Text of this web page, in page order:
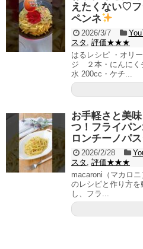
えたくない♡フ
ペンネ
2026/3/7
スタ
評価★★★
はるレシピ ・オリ
ジ ２本・にんに
水 200cc・ケチ...
お手軽さと美
つ！フライパ
ロンチーノパス
2026/2/28
スタ
評価★★★
macaroni（マカロ
のレシピと作り方
し、フラ...